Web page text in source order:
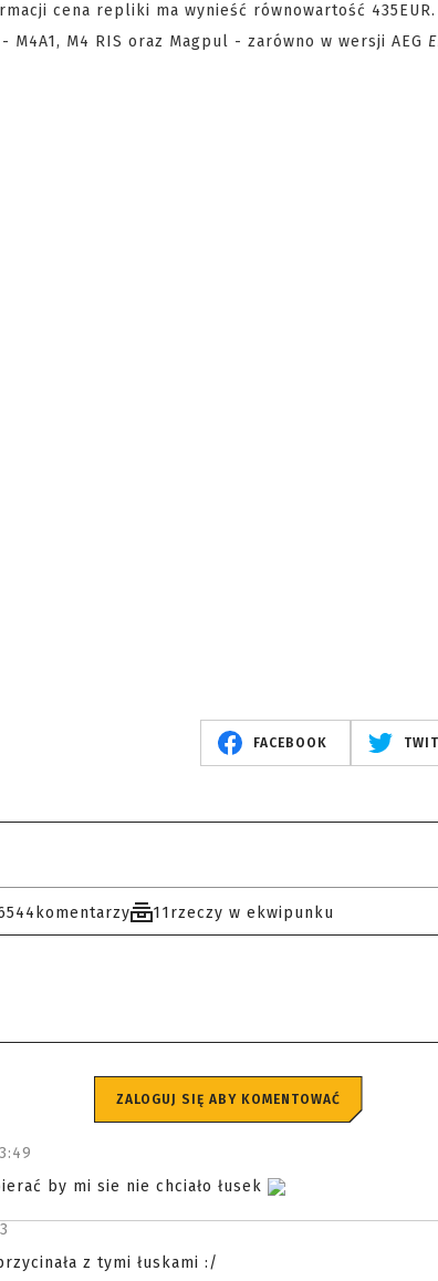
cena repliki ma wynieść równowartość
M4 RIS oraz Magpul - zarówno w wersji AEG
FACEBOOK
komentarzy 11rzeczy w ekwipunku
ZALOGUJ SIĘ ABY KOMENTOWAĆ
by mi sie nie chciało łusek
z tymi łuskami :/